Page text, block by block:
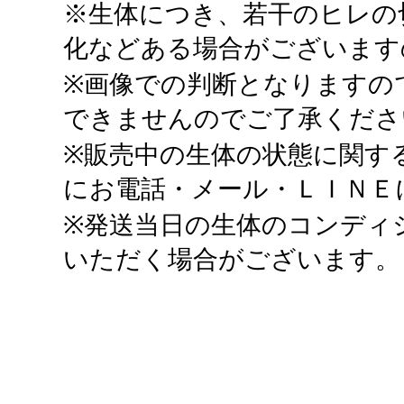
※生体につき、若干のヒレ
化などある場合がございま
※画像での判断となりますの
できませんのでご了承くだ
※販売中の生体の状態に関す
にお電話・メール・ＬＩＮ
※発送当日の生体のコンディ
いただく場合がございます。